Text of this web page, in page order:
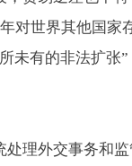
年对世界其他国家
未有的非法扩张
理外交事务和